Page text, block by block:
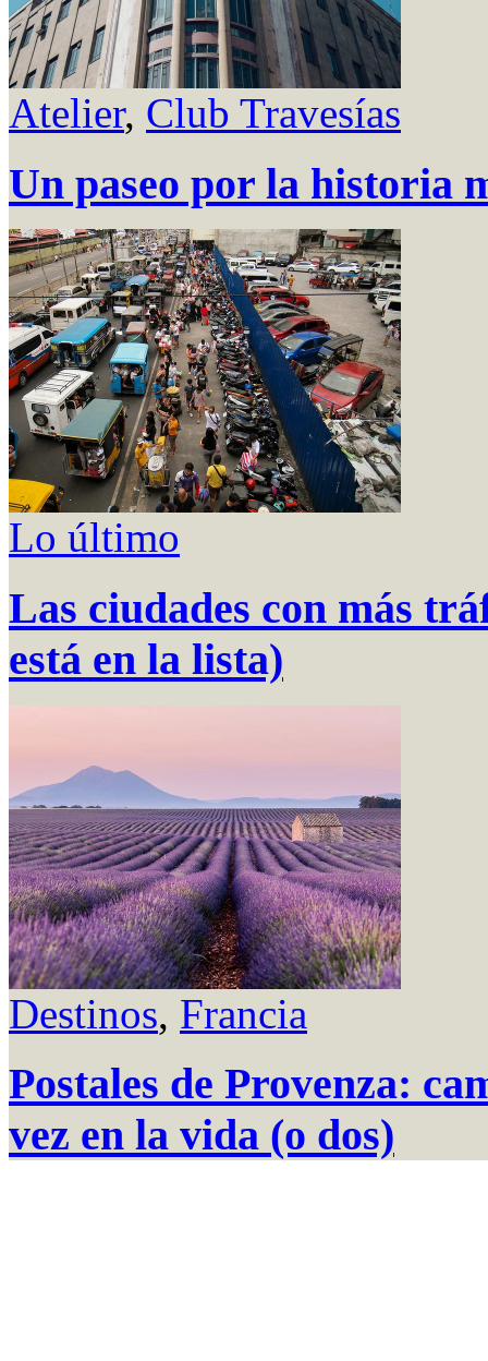
Atelier, Club Travesías
Un paseo por la historia
Lo último
Las ciudades con más
está en la lista)
Destinos, Francia
Postales de Provenza:
vez en la vida (o dos)